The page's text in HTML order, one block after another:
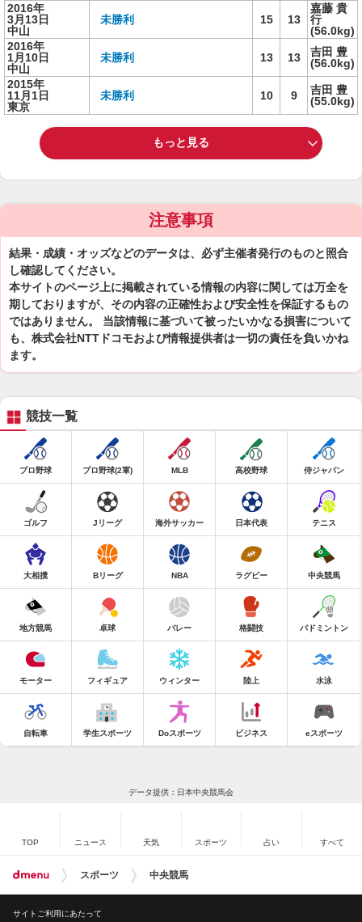
2016年
3月13日
中山
未勝利 15 13
嘉藤 貴
行
(56.0kg)
2016年
1月10日
中山
未勝利 13 13
吉田 豊
(56.0kg)
2015年
11月1日
東京
未勝利 10 9
吉田 豊
(55.0kg)
もっと見る
注意事項
結果・成績・オッズなどのデータは、必ず主催者発行のものと照合
し確認してください。
本サイトのページ上に掲載されている情報の内容に関しては万全を
期しておりますが、その内容の正確性および安全性を保証するもの
ではありません。 当該情報に基づいて被ったいかなる損害について
も、株式会社NTTドコモおよび情報提供者は一切の責任を負いかね
ます。
競技一覧
プロ野球 プロ野球(2軍) MLB 高校野球 侍ジャパン
ゴルフ Jリーグ 海外サッカー 日本代表 テニス
大相撲 Bリーグ NBA ラグビー 中央競馬
地方競馬 卓球 バレー 格闘技 バドミントン
モーター フィギュア ウィンター 陸上 水泳
自転車 学生スポーツ Doスポーツ ビジネス eスポーツ
データ提供：日本中央競馬会
TOP ニュース 天気 スポーツ 占い すべて
スポーツ 中央競馬
サイトご利用にあたって